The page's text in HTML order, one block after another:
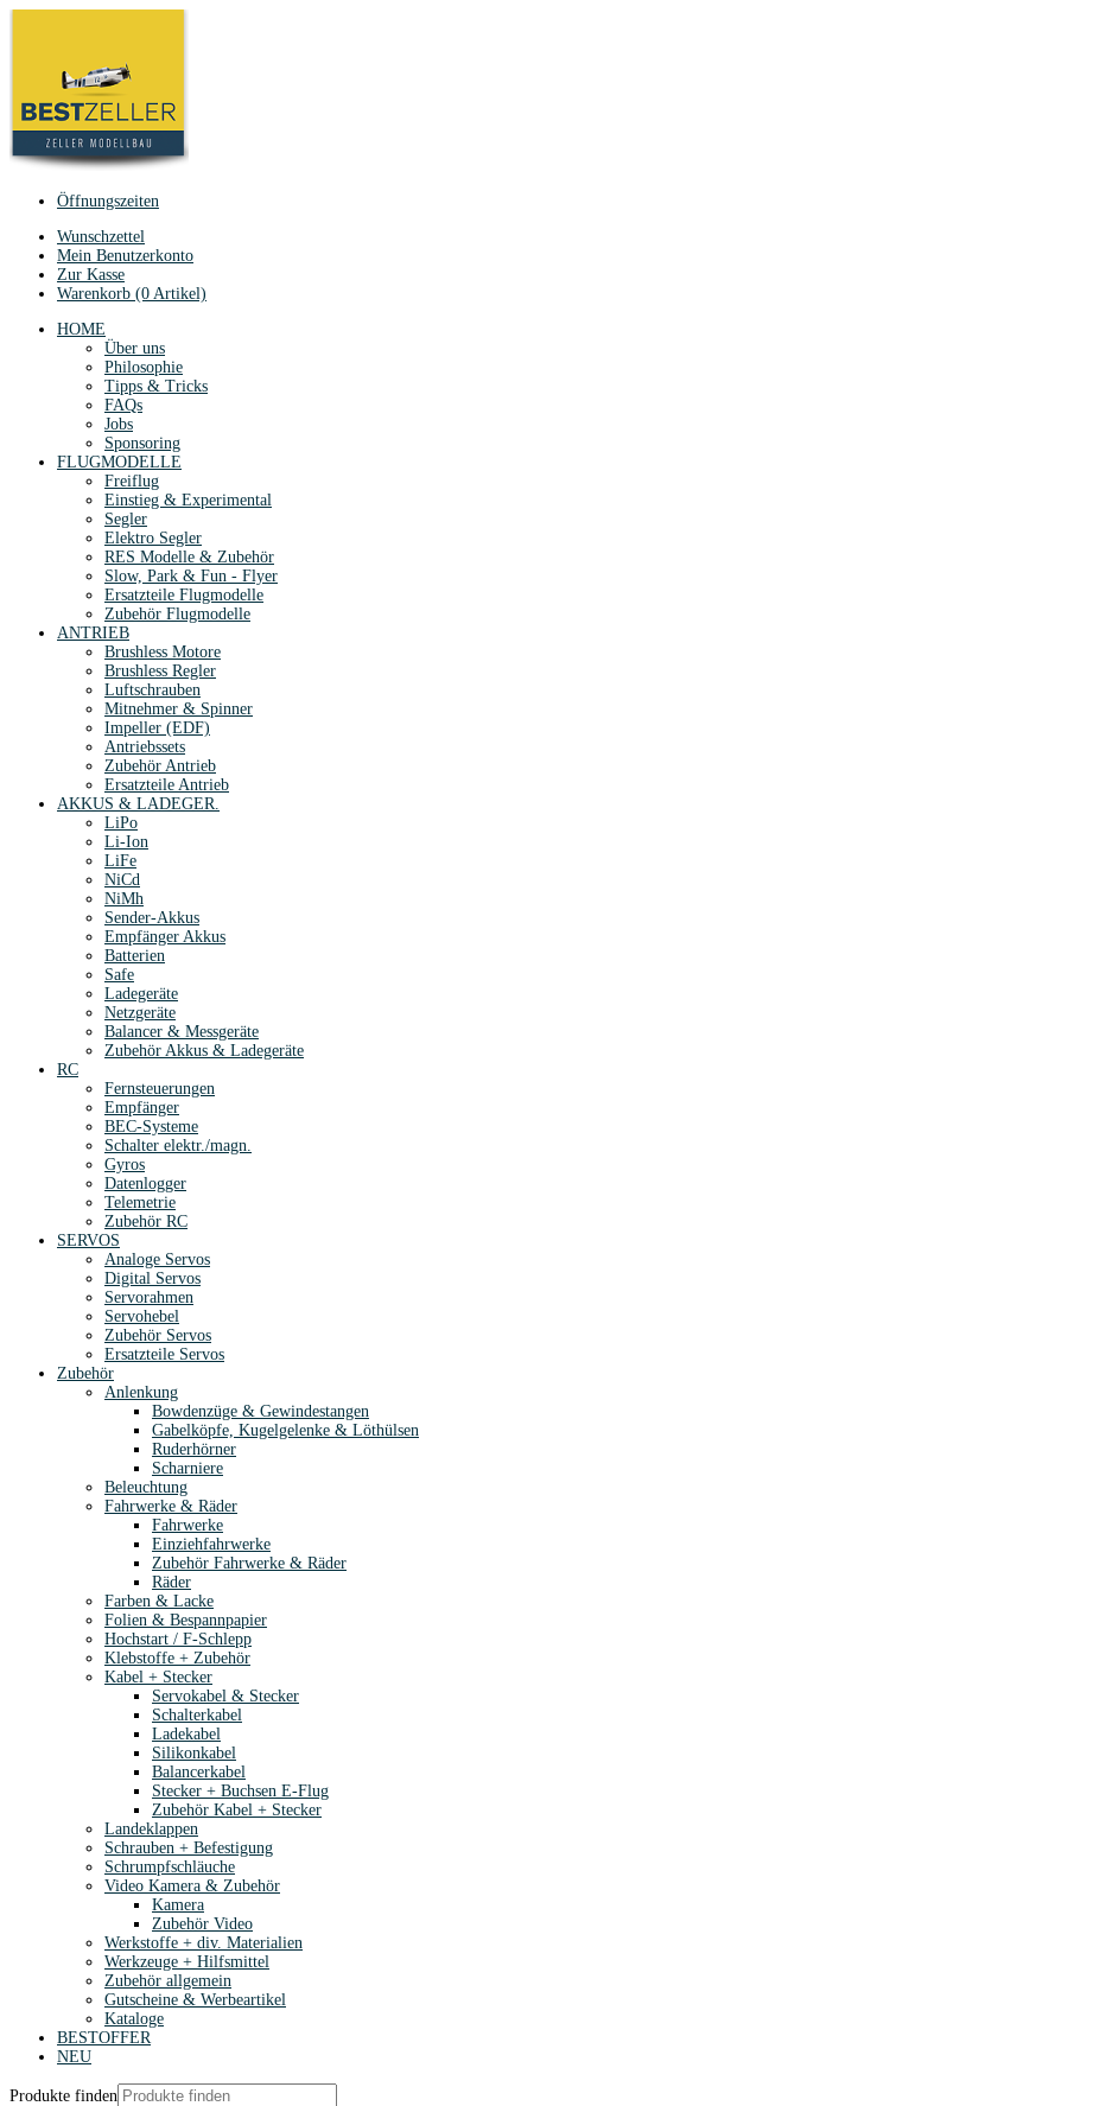
Öffnungszeiten
Wunschzettel
Mein Benutzerkonto
Zur Kasse
Warenkorb (0 Artikel)
HOME
Über uns
Philosophie
Tipps & Tricks
FAQs
Jobs
Sponsoring
FLUGMODELLE
Freiflug
Einstieg & Experimental
Segler
Elektro Segler
RES Modelle & Zubehör
Slow, Park & Fun - Flyer
Ersatzteile Flugmodelle
Zubehör Flugmodelle
ANTRIEB
Brushless Motore
Brushless Regler
Luftschrauben
Mitnehmer & Spinner
Impeller (EDF)
Antriebssets
Zubehör Antrieb
Ersatzteile Antrieb
AKKUS & LADEGER.
LiPo
Li-Ion
LiFe
NiCd
NiMh
Sender-Akkus
Empfänger Akkus
Batterien
Safe
Ladegeräte
Netzgeräte
Balancer & Messgeräte
Zubehör Akkus & Ladegeräte
RC
Fernsteuerungen
Empfänger
BEC-Systeme
Schalter elektr./magn.
Gyros
Datenlogger
Telemetrie
Zubehör RC
SERVOS
Analoge Servos
Digital Servos
Servorahmen
Servohebel
Zubehör Servos
Ersatzteile Servos
Zubehör
Anlenkung
Bowdenzüge & Gewindestangen
Gabelköpfe, Kugelgelenke & Löthülsen
Ruderhörner
Scharniere
Beleuchtung
Fahrwerke & Räder
Fahrwerke
Einziehfahrwerke
Zubehör Fahrwerke & Räder
Räder
Farben & Lacke
Folien & Bespannpapier
Hochstart / F-Schlepp
Klebstoffe + Zubehör
Kabel + Stecker
Servokabel & Stecker
Schalterkabel
Ladekabel
Silikonkabel
Balancerkabel
Stecker + Buchsen E-Flug
Zubehör Kabel + Stecker
Landeklappen
Schrauben + Befestigung
Schrumpfschläuche
Video Kamera & Zubehör
Kamera
Zubehör Video
Werkstoffe + div. Materialien
Werkzeuge + Hilfsmittel
Zubehör allgemein
Gutscheine & Werbeartikel
Kataloge
BESTOFFER
NEU
Produkte finden